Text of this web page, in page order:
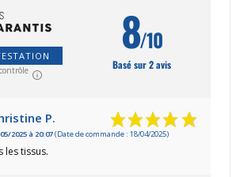
8/10
Basé sur 2 avis
P.
2025 à 20:07(Date de commande : 18/04/2025)
les tissus.